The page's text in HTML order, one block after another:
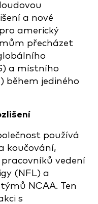
a nové
americký
přecházet
a místního
během jediného
používá
koučování,
vedení
(NFL) a
NCAA. Ten
s